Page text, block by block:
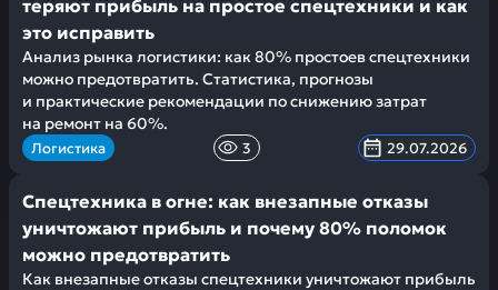
теряют прибыль на простое спецтехники и как
это исправить
Анализ рынка логистики: как 80% простоев спецтехники
можно предотвратить. Статистика, прогнозы
и практические рекомендации по снижению затрат
на ремонт на 60%.
Логистика 3 29.07.2026
Спецтехника в огне: как внезапные отказы
уничтожают прибыль и почему 80% поломок
можно предотвратить
Как внезапные отказы спецтехники уничтожают прибыль